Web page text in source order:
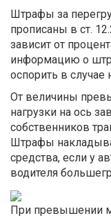
Штрафы за
прописаны в ст.
зависит от
информацию о
оспорить в случае
От величины
нагрузки на ось
собственников
Штрафы
средства, если у
водителя
При превышении